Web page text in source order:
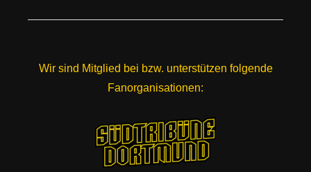
Wir sind Mitglied bei bzw. unterstützen folgende
Fanorganisationen: